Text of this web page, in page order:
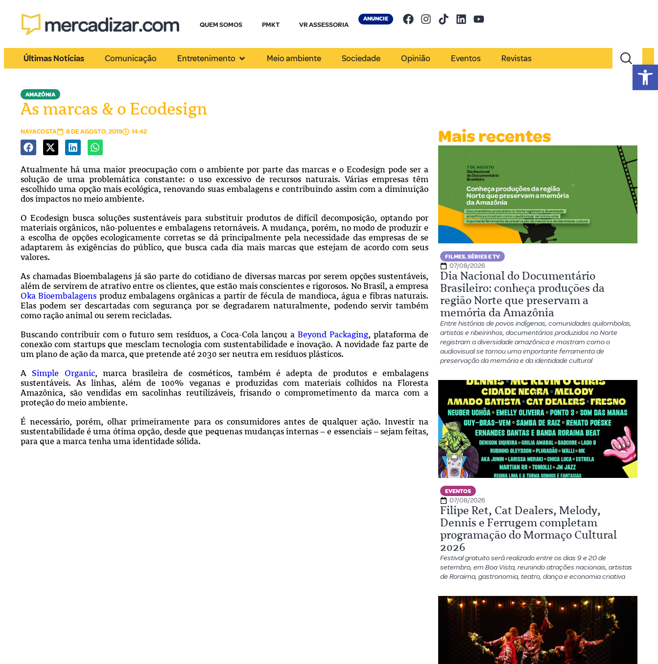
QUEM SOMOS PMKT VR ASSESSORIA
ANUNCIE
Últimas Notícias Comunicação Entretenimento Meio ambiente Sociedade Opinião Eventos Revistas
AMAZÔNIA
As marcas & o Ecodesign
NAYACOSTA 8 DE AGOSTO, 2019 14:42
Atualmente há uma maior preocupação com o ambiente por parte das marcas e o Ecodesign pode ser a
solução de uma problemática constante: o uso excessivo de recursos naturais. Várias empresas têm
escolhido uma opção mais ecológica, renovando suas embalagens e contribuindo assim com a diminuição
dos impactos no meio ambiente.
O Ecodesign busca soluções sustentáveis para substituir produtos de difícil decomposição, optando por
materiais orgânicos, não-poluentes e embalagens retornáveis. A mudança, porém, no modo de produzir e
a escolha de opções ecologicamente corretas se dá principalmente pela necessidade das empresas de se
adaptarem às exigências do público, que busca cada dia mais marcas que estejam de acordo com seus
valores.
As chamadas Bioembalagens já são parte do cotidiano de diversas marcas por serem opções sustentáveis,
além de servirem de atrativo entre os clientes, que estão mais conscientes e rigorosos. No Brasil, a empresa
Oka Bioembalagens produz embalagens orgânicas a partir de fécula de mandioca, água e fibras naturais.
Elas podem ser descartadas com segurança por se degradarem naturalmente, podendo servir também
como ração animal ou serem recicladas.
Buscando contribuir com o futuro sem resíduos, a Coca-Cola lançou aBeyond Packaging, plataforma de
conexão com startups que mesclam tecnologia com sustentabilidade e inovação. A novidade faz parte de
um plano de ação da marca, que pretende até 2030 ser neutra em resíduos plásticos.
A Simple Organic, marca brasileira de cosméticos, também é adepta de produtos e embalagens
sustentáveis. As linhas, além de 100% veganas e produzidas com materiais colhidos na Floresta
Amazônica, são vendidas em sacolinhas reutilizáveis, frisando o comprometimento da marca com a
proteção do meio ambiente.
É necessário, porém, olhar primeiramente para os consumidores antes de qualquer ação. Investir na
sustentabilidade é uma ótima opção, desde que pequenas mudanças internas – e essenciais – sejam feitas,
para que a marca tenha uma identidade sólida.
Mais recentes
FILMES, SÉRIES E TV
07/08/2026
Dia Nacional do Documentário
Brasileiro: conheça produções da
região Norte que preservam a
memória da Amazônia
Entre histórias de povos indígenas, comunidades quilombolas,
artistas e ribeirinhos, documentários produzidos no Norte
registram a diversidade amazônica e mostram como o
audiovisual se tornou uma importante ferramenta de
preservação da memória e da identidade cultural
EVENTOS
07/08/2026
Filipe Ret, Cat Dealers, Melody,
Dennis e Ferrugem completam
programação do Mormaço Cultural
2026
Festival gratuito será realizado entre os dias 9 e 20 de
setembro, em Boa Vista, reunindo atrações nacionais, artistas
de Roraima, gastronomia, teatro, dança e economia criativa